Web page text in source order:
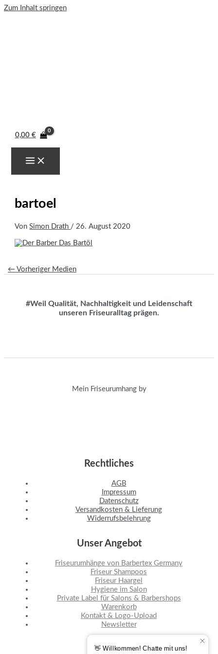
Zum Inhalt springen
0,00 €
bartoel
VonSimon Drath /26. August 2020
← Vorheriger Medien
#Weil Qualität, Nachhaltigkeit und Leidenschaft
unseren Friseuralltag prägen.
Mein Friseurumhang by
Rechtliches
AGB
Impressum
Datenschutz
Versandkosten & Lieferung
Widerrufsbelehrung
Unser Angebot
Friseurumhänge von Barbertex Germany
Friseur Shampoos
Friseur Haargel
Hygiene im Salon
Private Label für Salons & Barbershops
Warenkorb
Kontakt & Logo-Upload
Newsletter